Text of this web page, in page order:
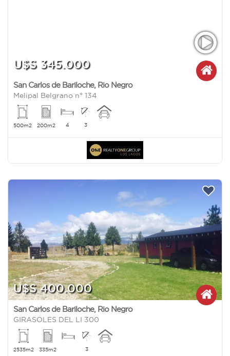
U$S 345.000
San Carlos de Bariloche, Rio Negro
Melipal Belgrano n° 134
500m2 200m2 4 3
U$S 400.000
San Carlos de Bariloche, Rio Negro
GIRASOLES DEL LI 300
2535m2 335m2 3